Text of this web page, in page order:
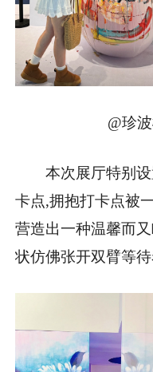
@珍
本次展厅特别
卡点,拥抱打卡点被
营造出一种温馨而
状仿佛张开双臂等